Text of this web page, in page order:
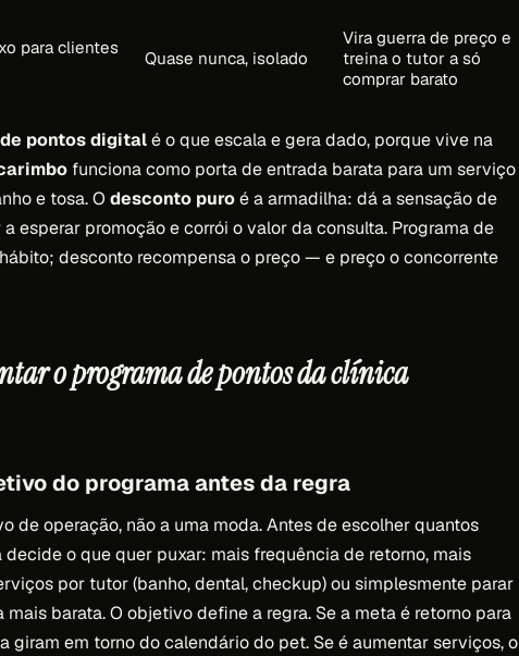
para clientes
Quase nunca, isolado
Vira guerra de preço e
treina o tutor a só
comprar barato
pontos digitalé o que escala e gera dado, porque vive na
funciona como porta de entrada barata para um serviço
e tosa. O desconto puroé a armadilha: dá a sensação de
esperar promoção e corrói o valor da consulta. Programa de
desconto recompensa o preço — e preço o concorrente
o programa de pontos da clínica
do programa antes da regra
de operação, não a uma moda. Antes de escolher quantos
o que quer puxar: mais frequência de retorno, mais
por tutor (banho, dental, checkup) ou simplesmente parar
barata. O objetivo define a regra. Se a meta é retorno para
giram em torno do calendário do pet. Se é aumentar serviços, o